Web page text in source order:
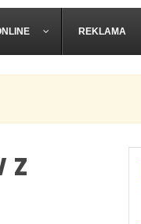
REKLAMA
z